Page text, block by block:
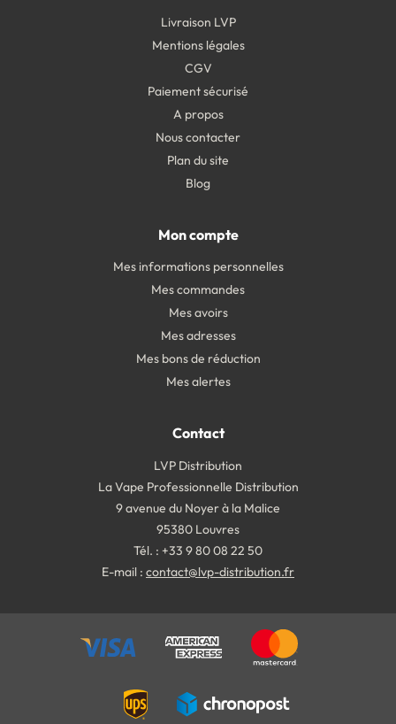
Livraison LVP
Mentions légales
CGV
Paiement sécurisé
A propos
Nous contacter
Plan du site
Blog
Mon compte
Mes informations personnelles
Mes commandes
Mes avoirs
Mes adresses
Mes bons de réduction
Mes alertes
Contact
LVP Distribution
La Vape Professionnelle Distribution
9 avenue du Noyer à la Malice
95380 Louvres
Tél. : +33 9 80 08 22 50
E-mail : contact@lvp-distribution.fr